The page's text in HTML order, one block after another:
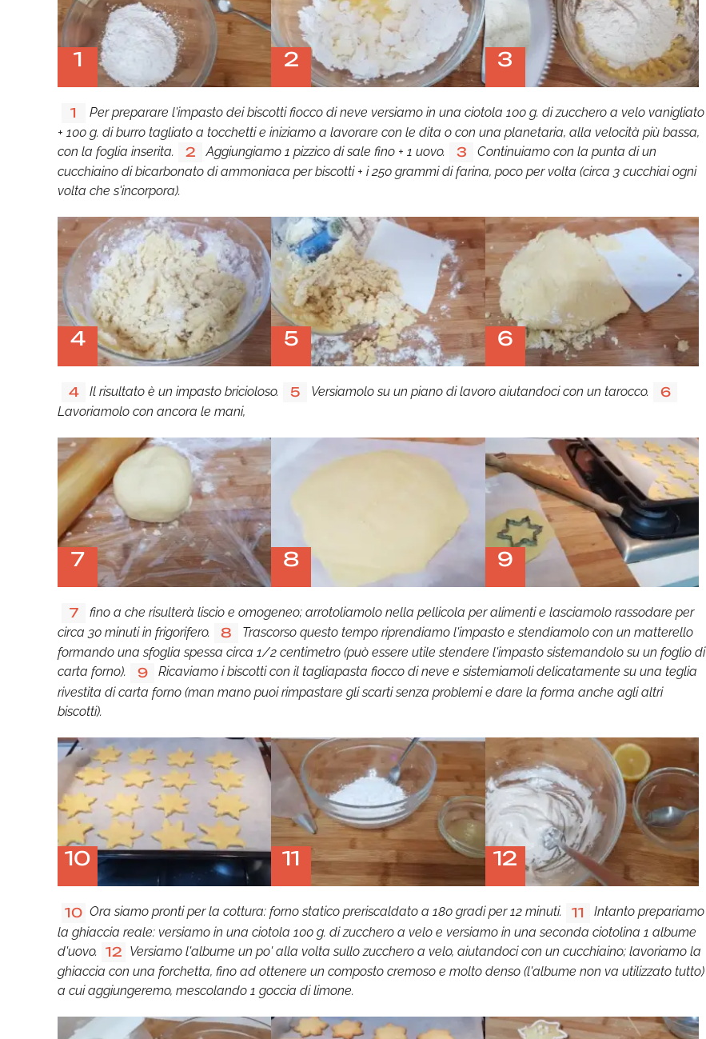
1 2 3
1
Per preparare l'impasto dei biscotti fiocco di neve versiamo in una ciotola 100 g. di zucchero a velo vanigliato
+ 100 g. di burro tagliato a tocchetti e iniziamo a lavorare con le dita o con una planetaria, alla velocità più bassa,
con la foglia inserita.
2 Aggiungiamo 1 pizzico di sale fino + 1 uovo. 3
Continuiamo con la punta di un
cucchiaino di bicarbonato di ammoniaca per biscotti + i 250 grammi di farina, poco per volta (circa 3 cucchiai ogni
volta che s'incorpora).
4 5 6
4 Il risultato è un impasto bricioloso. 5 Versiamolo su un piano di lavoro aiutandoci con un tarocco. 6
Lavoriamolo con ancora le mani,
7 8 9
7
fino a che risulterà liscio e omogeneo; arrotoliamolo nella pellicola per alimenti e lasciamolo rassodare per
circa 30 minuti in frigorifero.
8
Trascorso questo tempo riprendiamo l'impasto e stendiamolo con un matterello
formando una sfoglia spessa circa 1/2 centimetro (può essere utile stendere l'impasto sistemandolo su un foglio di
carta forno).
9
Ricaviamo i biscotti con il tagliapasta fiocco di neve e sistemiamoli delicatamente su una teglia
rivestita di carta forno (man mano puoi rimpastare gli scarti senza problemi e dare la forma anche agli altri
biscotti).
10 11 12
10 Ora siamo pronti per la cottura: forno statico preriscaldato a 180 gradi per 12 minuti. 11
Intanto prepariamo
la ghiaccia reale: versiamo in una ciotola 100 g. di zucchero a velo e versiamo in una seconda ciotolina 1 albume
d'uovo. 12 Versiamo l'albume un po' alla volta sullo zucchero a velo, aiutandoci con un cucchiaino; lavoriamo la
ghiaccia con una forchetta, fino ad ottenere un composto cremoso e molto denso (l'albume non va utilizzato tutto)
a cui aggiungeremo, mescolando 1 goccia di limone.